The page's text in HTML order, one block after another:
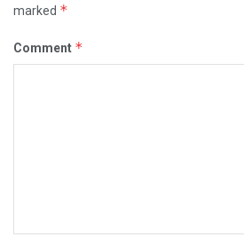
marked *
Comment *